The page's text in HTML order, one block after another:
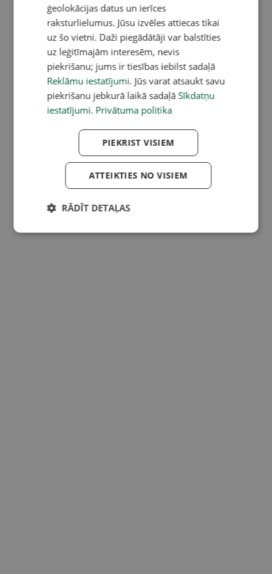
ģeolokācijas datus un ierīces
raksturlielumus. Jūsu izvēles attiecas tikai
uz šo vietni. Daži piegādātāji var balstīties
uz leģitīmajām interesēm, nevis
piekrišanu; jums ir tiesības iebilst sadaļā
Reklāmu iestatījumi. Jūs varat atsaukt savu
piekrišanu jebkurā laikā sadaļā Sīkdatņu
iestatījumi. Privātuma politika
PIEKRIST VISIEM
ATTEIKTIES NO VISIEM
RĀDĪT DETAĻAS